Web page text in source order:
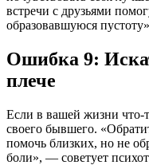
встречи с друзьями
образовавшуюся
Ошибка 9:
плече
Если в вашей жизни что-
своего бывшего.
помочь близких, но не
боли», — советует